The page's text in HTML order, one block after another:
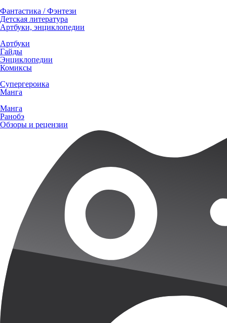
Фантастика / Фэнтези
Детская литература
Артбуки, энциклопедии
Артбуки
Гайды
Энциклопедии
Комиксы
Супергероика
Манга
Манга
Ранобэ
Обзоры и рецензии